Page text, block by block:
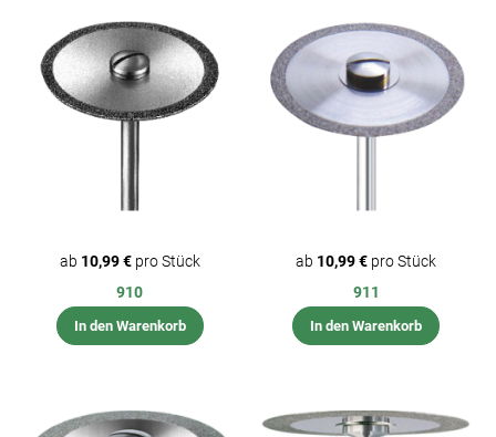
ab 10,99 €pro Stück
910
In den Warenkorb
ab 10,99 € pro Stück
911
In den Warenkorb